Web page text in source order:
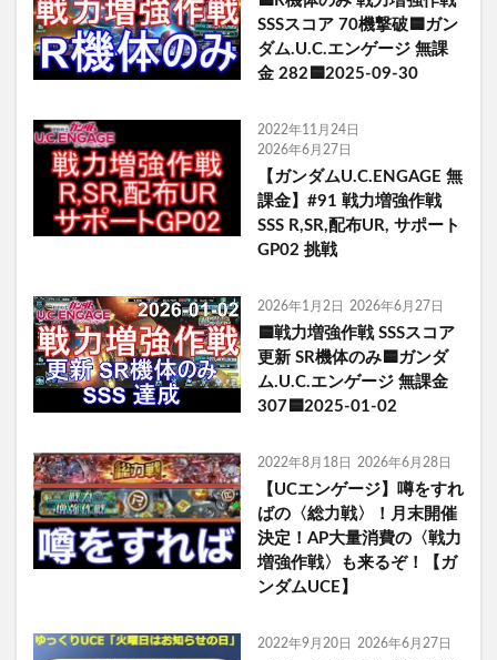
SSSスコア 70機撃破🟦ガン
ダム.U.C.エンゲージ 無課
金 282🟦2025-09-30
2022年11月24日
2026年6月27日
【ガンダムU.C.ENGAGE 無
課金】#91 戦力増強作戦
SSS R,SR,配布UR, サポート
GP02 挑戦
2026年1月2日 2026年6月27日
🟦戦力増強作戦 SSSスコア
更新 SR機体のみ🟦ガンダ
ム.U.C.エンゲージ 無課金
307🟦2025-01-02
2022年8月18日 2026年6月28日
【UCエンゲージ】噂をすれ
ばの〈総力戦〉！月末開催
決定！AP大量消費の〈戦力
増強作戦〉も来るぞ！【ガ
ンダムUCE】
2022年9月20日 2026年6月27日